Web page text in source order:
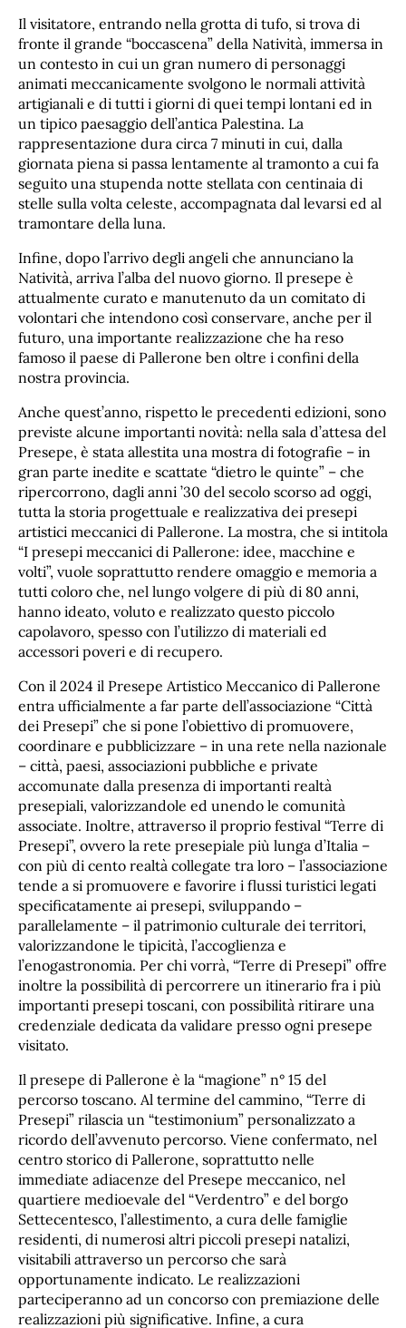
Il visitatore, entrando nella grotta di tufo, si trova di
fronte il grande “boccascena” della Natività, immersa in
un contesto in cui un gran numero di personaggi
animati meccanicamente svolgono le normali attività
artigianali e di tutti i giorni di quei tempi lontani ed in
un tipico paesaggio dell’antica Palestina. La
rappresentazione dura circa 7 minuti in cui, dalla
giornata piena si passa lentamente al tramonto a cui fa
seguito una stupenda notte stellata con centinaia di
stelle sulla volta celeste, accompagnata dal levarsi ed al
tramontare della luna.
Infine, dopo l’arrivo degli angeli che annunciano la
Natività, arriva l’alba del nuovo giorno. Il presepe è
attualmente curato e manutenuto da un comitato di
volontari che intendono così conservare, anche per il
futuro, una importante realizzazione che ha reso
famoso il paese di Pallerone ben oltre i confini della
nostra provincia.
Anche quest’anno, rispetto le precedenti edizioni, sono
previste alcune importanti novità: nella sala d’attesa del
Presepe, è stata allestita una mostra di fotografie – in
gran parte inedite e scattate “dietro le quinte” – che
ripercorrono, dagli anni ’30 del secolo scorso ad oggi,
tutta la storia progettuale e realizzativa dei presepi
artistici meccanici di Pallerone. La mostra, che si intitola
“I presepi meccanici di Pallerone: idee, macchine e
volti”, vuole soprattutto rendere omaggio e memoria a
tutti coloro che, nel lungo volgere di più di 80 anni,
hanno ideato, voluto e realizzato questo piccolo
capolavoro, spesso con l’utilizzo di materiali ed
accessori poveri e di recupero.
Con il 2024 il Presepe Artistico Meccanico di Pallerone
entra ufficialmente a far parte dell’associazione “Città
dei Presepi” che si pone l’obiettivo di promuovere,
coordinare e pubblicizzare – in una rete nella nazionale
– città, paesi, associazioni pubbliche e private
accomunate dalla presenza di importanti realtà
presepiali, valorizzandole ed unendo le comunità
associate. Inoltre, attraverso il proprio festival “Terre di
Presepi”, ovvero la rete presepiale più lunga d’Italia –
con più di cento realtà collegate tra loro – l’associazione
tende a si promuovere e favorire i flussi turistici legati
specificatamente ai presepi, sviluppando –
parallelamente – il patrimonio culturale dei territori,
valorizzandone le tipicità, l’accoglienza e
l’enogastronomia. Per chi vorrà, “Terre di Presepi” offre
inoltre la possibilità di percorrere un itinerario fra i più
importanti presepi toscani, con possibilità ritirare una
credenziale dedicata da validare presso ogni presepe
visitato.
Il presepe di Pallerone è la “magione” n° 15 del
percorso toscano. Al termine del cammino, “Terre di
Presepi” rilascia un “testimonium” personalizzato a
ricordo dell’avvenuto percorso. Viene confermato, nel
centro storico di Pallerone, soprattutto nelle
immediate adiacenze del Presepe meccanico, nel
quartiere medioevale del “Verdentro” e del borgo
Settecentesco, l’allestimento, a cura delle famiglie
residenti, di numerosi altri piccoli presepi natalizi,
visitabili attraverso un percorso che sarà
opportunamente indicato. Le realizzazioni
parteciperanno ad un concorso con premiazione delle
realizzazioni più significative. Infine, a cura